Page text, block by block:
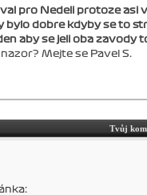
pro Nedeli protoze asi
bylo dobre kdyby se to
aby se jeli oba zavody
Mejte se Pavel S.
Tvůj